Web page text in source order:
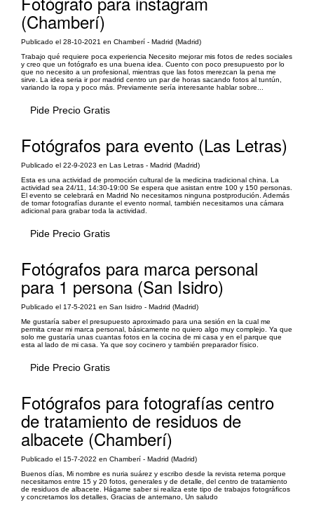
(Chamberí)
Publicado el 28-10-2021 en Chamberí - Madrid (Madrid)
Trabajo qué requiere poca experiencia Necesito mejorar mis fotos de redes sociales
y creo que un fotógrafo es una buena idea. Cuento con poco presupuesto por lo
que no necesito a un profesional, mientras que las fotos merezcan la pena me
sirve. La idea seria ir por madrid centro un par de horas sacando fotos al tuntún,
variando la ropa y poco más. Previamente sería interesante hablar sobre...
Pide Precio Gratis
Fotógrafos para evento (Las Letras)
Publicado el 22-9-2023 en Las Letras - Madrid (Madrid)
Esta es una actividad de promoción cultural de la medicina tradicional china. La
actividad sea 24/11, 14:30-19:00 Se espera que asistan entre 100 y 150 personas.
El evento se celebrará en Madrid No necesitamos ninguna postprodución. Además
de tomar fotografías durante el evento normal, también necesitamos una cámara
adicional para grabar toda la actividad.
Pide Precio Gratis
Fotógrafos para marca personal
para 1 persona (San Isidro)
Publicado el 17-5-2021 en San Isidro - Madrid (Madrid)
Me gustaría saber el presupuesto aproximado para una sesión en la cual me
permita crear mi marca personal, básicamente no quiero algo muy complejo. Ya que
solo me gustaría unas cuantas fotos en la cocina de mi casa y en el parque que
esta al lado de mi casa. Ya que soy cocinero y también preparador físico.
Pide Precio Gratis
Fotógrafos para fotografías centro
de tratamiento de residuos de
albacete (Chamberí)
Publicado el 15-7-2022 en Chamberí - Madrid (Madrid)
Buenos días, Mi nombre es nuria suárez y escribo desde la revista retema porque
necesitamos entre 15 y 20 fotos, generales y de detalle, del centro de tratamiento
de residuos de albacete. Hágame saber si realiza este tipo de trabajos fotográficos
y concretamos los detalles, Gracias de antemano, Un saludo